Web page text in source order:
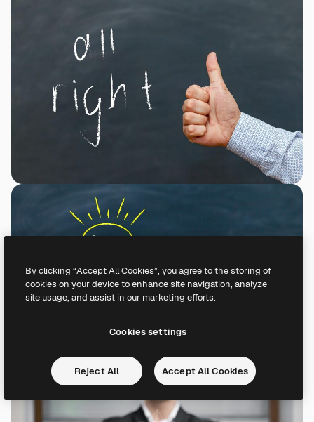
By clicking “Accept All Cookies”, you agree to the storing of
cookies on your device to enhance site navigation, analyze
site usage, and assist in our marketing efforts.
Cookies settings
Reject All Accept All Cookies